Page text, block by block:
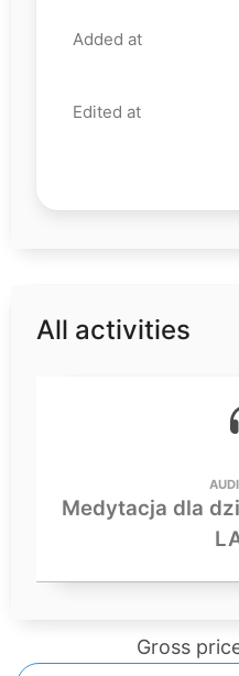
Added at
Edited at
All activities
Medytacja dla
Gross